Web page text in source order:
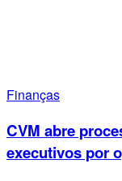
Finanças
CVM abre
executivos por